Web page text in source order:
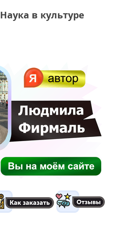
Наука в культуре